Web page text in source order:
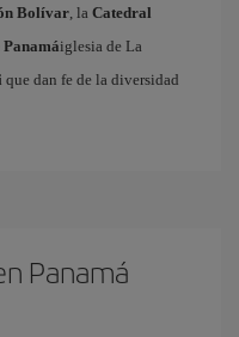
Bolívar , la Catedral
iglesia de La
que dan fe de la diversidad
Panamá